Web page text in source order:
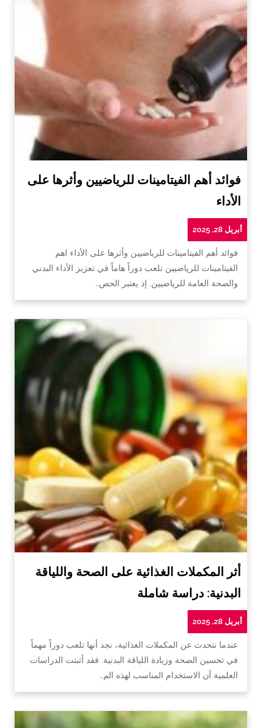
فوائد أهم الفيتامينات للرياضيين وأثرها على
الأداء
أبريل 28, 2025
فوائد أهم الفيتامينات للرياضيين وأثرها على الأداء اهم
الفيتامينات للرياضيين تلعب دوراً هاماً في تعزيز الأداء البدني
والصحة العامة للرياضيين. إذ يعتبر الحص…
أثر المكملات الغذائية على الصحة واللياقة
البدنية: دراسة شاملة
أبريل 28, 2025
عندما نتحدث عن المكملات الغذائية، نجد أنها تلعب دوراً مهماً
في تحسين الصحة وزيادة اللياقة البدنية. فقد أثبتت الدراسات
العلمية أن الاستخدام المناسب لهذه الم…